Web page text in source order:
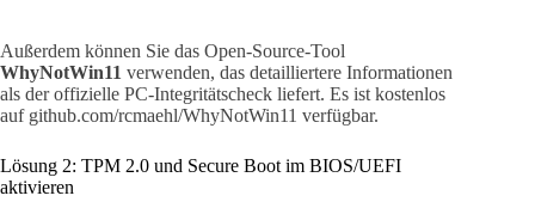
Außerdem können Sie das Open-Source-Tool
WhyNotWin11 verwenden, das detailliertere Informationen
als der offizielle PC-Integritätscheck liefert. Es ist kostenlos
auf github.com/rcmaehl/WhyNotWin11 verfügbar.
Lösung 2: TPM 2.0 und Secure Boot im BIOS/UEFI
aktivieren